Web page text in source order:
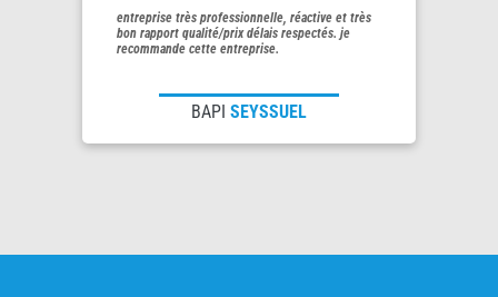
entreprise très professionnelle, réactive et très
bon rapport qualité/prix délais respectés. je
recommande cette entreprise.
BAPI SEYSSUEL